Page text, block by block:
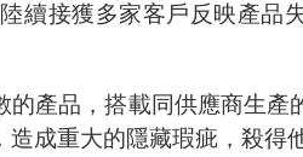
續接獲多家客戶反映產品
的產品，搭載同供應商生
成重大的隱藏瑕疵，殺得